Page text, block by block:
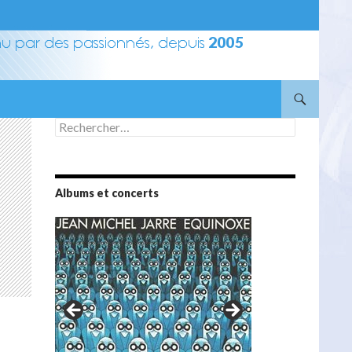
Rechercher :
Albums et concerts